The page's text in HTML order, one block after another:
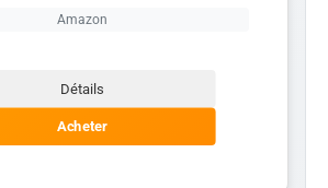
Amazon
Détails
Acheter